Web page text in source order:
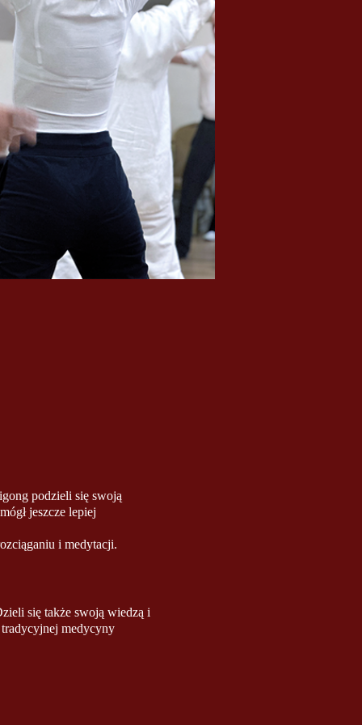
podzieli się swoją
jeszcze lepiej
i medytacji.
się także swoją wiedzą i
medycyny